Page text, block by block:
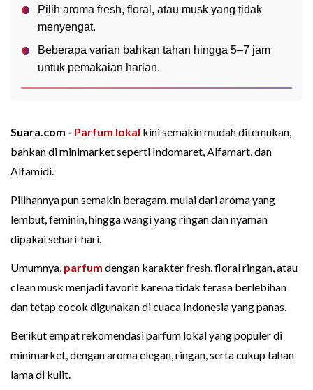
Pilih aroma fresh, floral, atau musk yang tidak
menyengat.
Beberapa varian bahkan tahan hingga 5–7 jam
untuk pemakaian harian.
Suara.com - Parfum lokal kini semakin mudah ditemukan,
bahkan di minimarket seperti Indomaret, Alfamart, dan
Alfamidi.
Pilihannya pun semakin beragam, mulai dari aroma yang
lembut, feminin, hingga wangi yang ringan dan nyaman
dipakai sehari-hari.
Umumnya, parfum dengan karakter fresh, floral ringan, atau
clean musk menjadi favorit karena tidak terasa berlebihan
dan tetap cocok digunakan di cuaca Indonesia yang panas.
Berikut empat rekomendasi parfum lokal yang populer di
minimarket, dengan aroma elegan, ringan, serta cukup tahan
lama di kulit.